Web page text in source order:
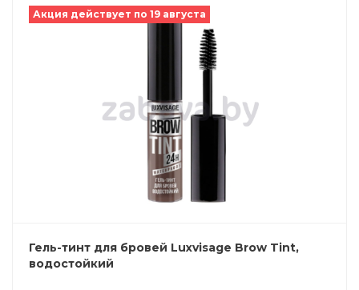
Акция действует по 19 августа
Гель-тинт для бровей Luxvisage Brow Tint,
водостойкий